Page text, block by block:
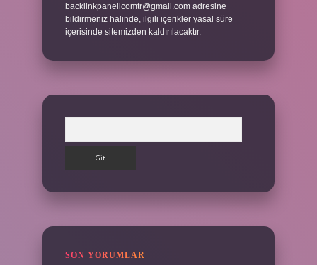
backlinkpanelicomtr@gmail.com adresine
bildirmeniz halinde, ilgili içerikler yasal süre
içerisinde sitemizden kaldırılacaktır.
SON YORUMLAR